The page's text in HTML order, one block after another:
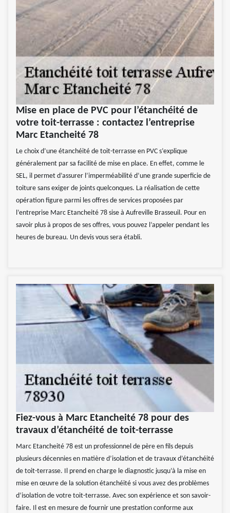
Mise en place de PVC pour l’étanchéité de
votre toit-terrasse : contactez l’entreprise
Marc Etancheité 78
Le choix d’une étanchéité de toit-terrasse en PVC s’explique
généralement par sa facilité de mise en place. En effet, comme le
SEL, il permet d’assurer l’imperméabilité d’une grande superficie de
toiture sans exiger de joints quelconques. La réalisation de cette
opération figure parmi les offres de services proposées par
l’entreprise Marc Etancheité 78 sise à Aufreville Brasseuil. Pour en
savoir plus à propos de ses offres, vous pouvez l’appeler pendant les
heures de bureau. Un devis vous sera établi.
Fiez-vous à Marc Etancheité 78 pour des
travaux d’étanchéité de toit-terrasse
Marc Etancheité 78 est un professionnel de père en fils depuis
plusieurs décennies en matière d’isolation et de travaux d’étanchéité
de toit-terrasse. Il prend en charge le diagnostic jusqu’à la mise en
mise en œuvre de la solution étanchéité si vous avez des problèmes
d’isolation de votre toit-terrasse. Avec son expérience et son savoir-
faire. Il est en mesure de fournir une prestation conforme aux